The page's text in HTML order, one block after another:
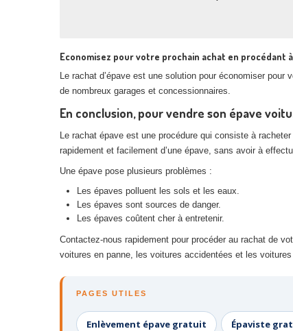
Economisez pour votre prochain achat en procédant
Le rachat d’épave est une solution pour économiser
de nombreux garages et concessionnaires.
En conclusion, pour vendre son épave
Le rachat épave est une procédure qui consiste à
rapidement et facilement d’une épave, sans avoir à
Une épave pose plusieurs problèmes :
Les épaves polluent les sols et les eaux.
Les épaves sont sources de danger.
Les épaves coûtent cher à entretenir.
Contactez-nous rapidement pour procéder au rachat de
voitures en panne, les voitures accidentées et les voitures
PAGES UTILES
Enlèvement épave gratuit Épaviste